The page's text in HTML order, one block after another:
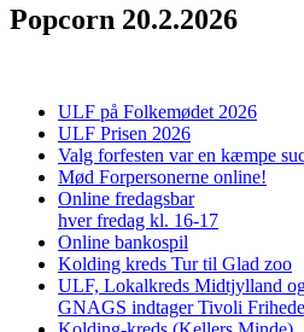
Popcorn 20.2.2026
ULF på Folkemødet 2026
ULF Prisen 2026
Valg forfesten var en kæmpe
Mød Forpersonerne online!
Online fredagsbar
hver fredag kl. 16-17
Online bankospil
Kolding kreds Tur til Glad zoo
ULF, Lokalkreds Midtjylland
GNAGS indtager Tivoli